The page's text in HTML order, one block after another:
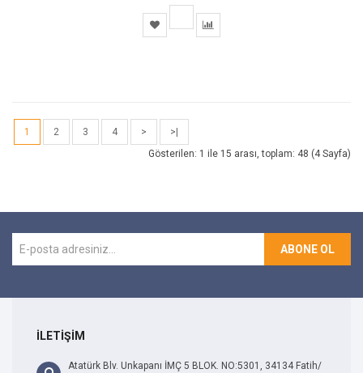
1 2 3 4 >
>|
Gösterilen: 1 ile 15 arası, toplam: 48 (4 Sayfa)
ABONE OL
İLETİŞİM
Atatürk Blv. Unkapanı İMÇ 5 BLOK. NO:5301, 34134 Fatih/